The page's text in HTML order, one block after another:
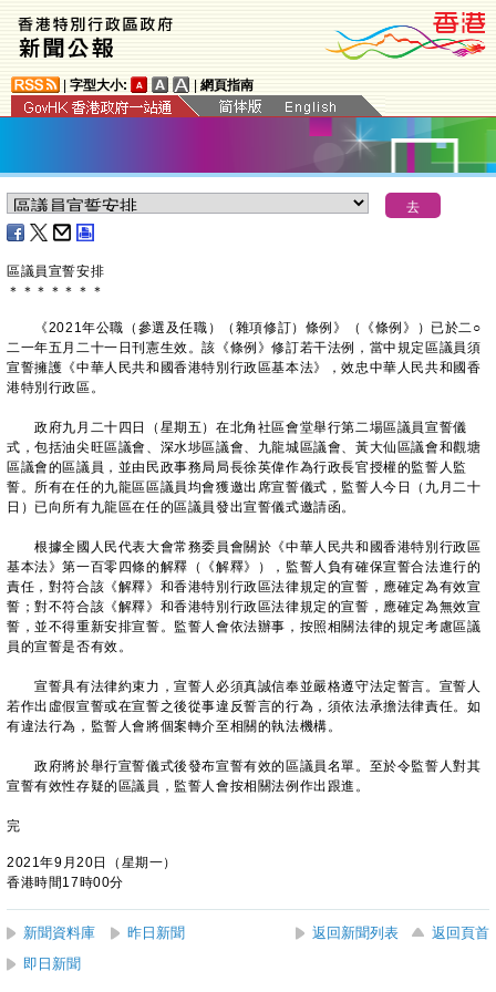
字型大小: 網頁指南
區議員宣誓安排
＊ ＊ ＊ ＊ ＊ ＊ ＊
《2021年公職（參選及任職）（雜項修訂）條例》（《條例》）已於二○
二一年五月二十一日刊憲生效。該《條例》修訂若干法例，當中規定區議員須
宣誓擁護《中華人民共和國香港特別行政區基本法》，效忠中華人民共和國香
港特別行政區。
政府九月二十四日（星期五）在北角社區會堂舉行第二場區議員宣誓儀
式，包括油尖旺區議會、深水埗區議會、九龍城區議會、黃大仙區議會和觀塘
區議會的區議員，並由民政事務局局長徐英偉作為行政長官授權的監誓人監
誓。所有在任的九龍區區議員均會獲邀出席宣誓儀式，監誓人今日（九月二十
日）已向所有九龍區在任的區議員發出宣誓儀式邀請函。
根據全國人民代表大會常務委員會關於《中華人民共和國香港特別行政區
基本法》第一百零四條的解釋（《解釋》），監誓人負有確保宣誓合法進行的
責任，對符合該《解釋》和香港特別行政區法律規定的宣誓，應確定為有效宣
誓；對不符合該《解釋》和香港特別行政區法律規定的宣誓，應確定為無效宣
誓，並不得重新安排宣誓。監誓人會依法辦事，按照相關法律的規定考慮區議
員的宣誓是否有效。
宣誓具有法律約束力，宣誓人必須真誠信奉並嚴格遵守法定誓言。宣誓人
若作出虛假宣誓或在宣誓之後從事違反誓言的行為，須依法承擔法律責任。如
有違法行為，監誓人會將個案轉介至相關的執法機構。
政府將於舉行宣誓儀式後發布宣誓有效的區議員名單。至於令監誓人對其
宣誓有效性存疑的區議員，監誓人會按相關法例作出跟進。
完
2021年9月20日（星期一）
香港時間17時00分
新聞資料庫 昨日新聞 返回新聞列表
返回頁首
即日新聞